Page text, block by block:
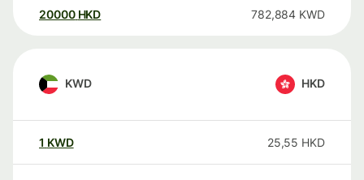
20000 HKD 782,884 KWD
KWD HKD
1 KWD 25,55 HKD